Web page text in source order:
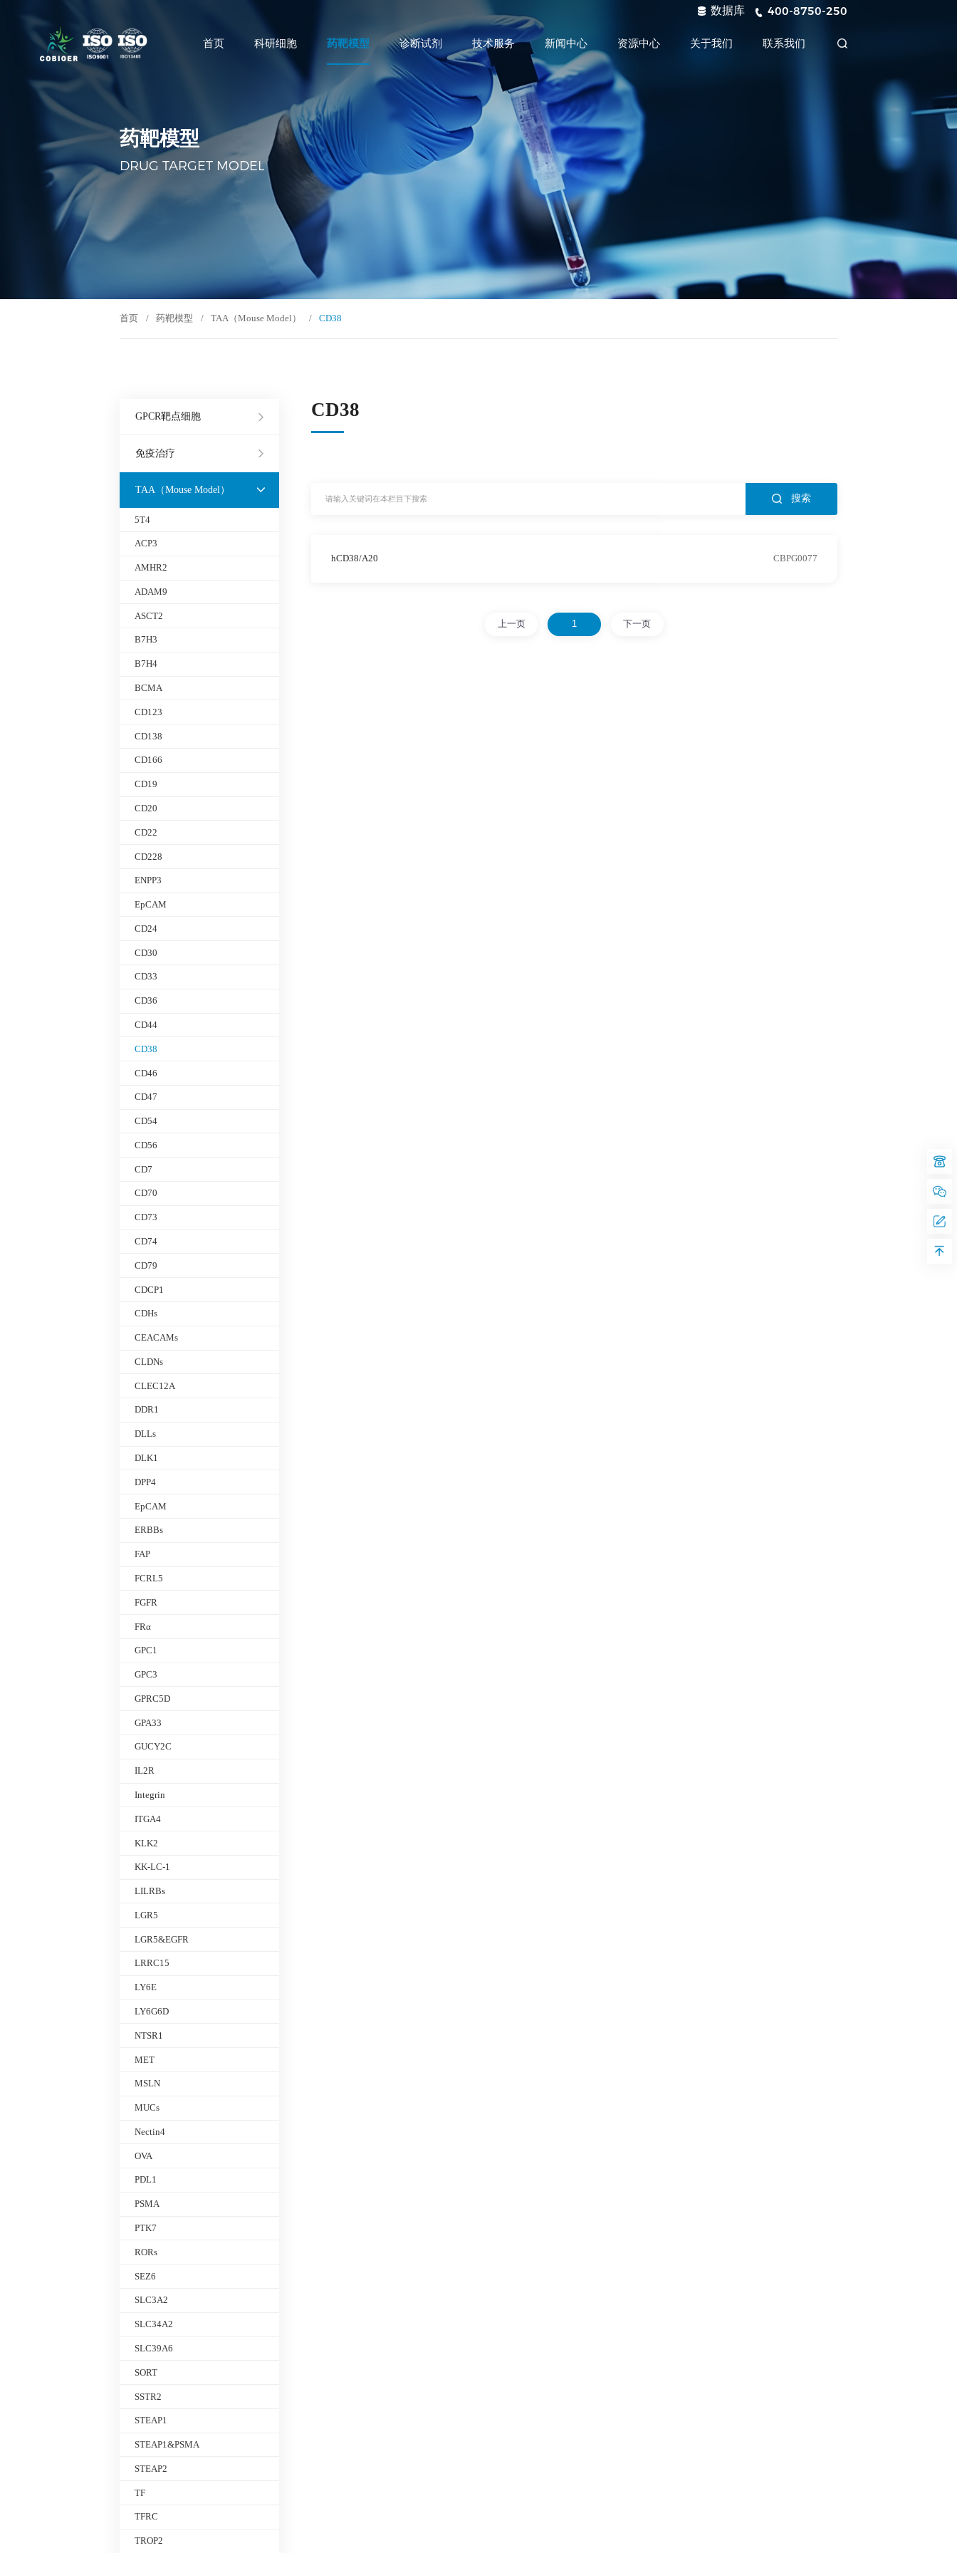
数据库 400-8750-250
首页 科研细胞 药靶模型 诊断试剂 技术服务 新闻中心 资源中心 关于我们 联系我们
药靶模型
DRUG TARGET MODEL
首页 / 药靶模型 / TAA（Mouse Model） / CD38
GPCR靶点细胞
免疫治疗
TAA（Mouse Model）
5T4
ACP3
AMHR2
ADAM9
ASCT2
B7H3
B7H4
BCMA
CD123
CD138
CD166
CD19
CD20
CD22
CD228
ENPP3
EpCAM
CD24
CD30
CD33
CD36
CD44
CD38
CD46
CD47
CD54
CD56
CD7
CD70
CD73
CD74
CD79
CDCP1
CDHs
CEACAMs
CLDNs
CLEC12A
DDR1
DLLs
DLK1
DPP4
EpCAM
ERBBs
FAP
FCRL5
FGFR
FRα
GPC1
GPC3
GPRC5D
GPA33
GUCY2C
IL2R
Integrin
ITGA4
KLK2
KK-LC-1
LILRBs
LGR5
LGR5&EGFR
LRRC15
LY6E
LY6G6D
NTSR1
MET
MSLN
MUCs
Nectin4
OVA
PDL1
PSMA
PTK7
RORs
SEZ6
SLC3A2
SLC34A2
SLC39A6
SORT
SSTR2
STEAP1
STEAP1&PSMA
STEAP2
TF
TFRC
TROP2
CD38
搜索
hCD38/A20 CBPG0077
上一页 1 下一页